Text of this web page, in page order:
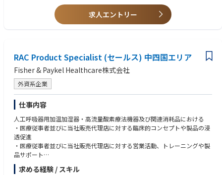
求人エントリー
RAC Product Specialist (セールス) 中四国エリア
Fisher & Paykel Healthcare株式会社
外資系企業
仕事内容
人工呼吸器用加温加湿器・高流量酸素療法機器及び関連消耗品における
・医療従事者並びに当社販売代理店に対する臨床的コンセプトや製品の浸
透促進
・医療従事者並びに当社販売代理店に対する営業活動、トレーニングや製
品サポート
・担当地域における拡販施策の立案・遂行並びに市場動向の情報収集
求める経験 / スキル